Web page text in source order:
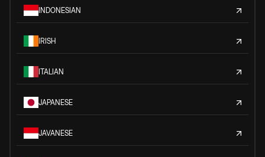
INDONESIAN
IRISH
ITALIAN
JAPANESE
JAVANESE